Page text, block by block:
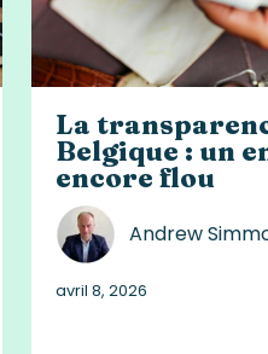
La
Belgique : un
encore flou
Andrew
avril 8, 2026